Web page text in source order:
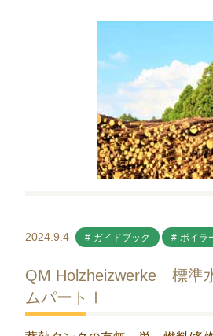
2024.9.4 ガイドブック ボイラ
QM Holzheizwerke 標準
ムパートⅠ